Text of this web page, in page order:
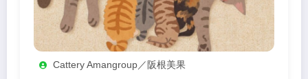
Cattery Amangroup／阪根美果